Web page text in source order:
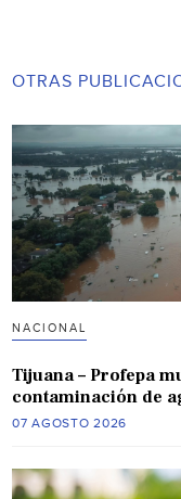
OTRAS
NACIONAL
Tijuana – Profepa
contaminación de
07 AGOSTO 2026